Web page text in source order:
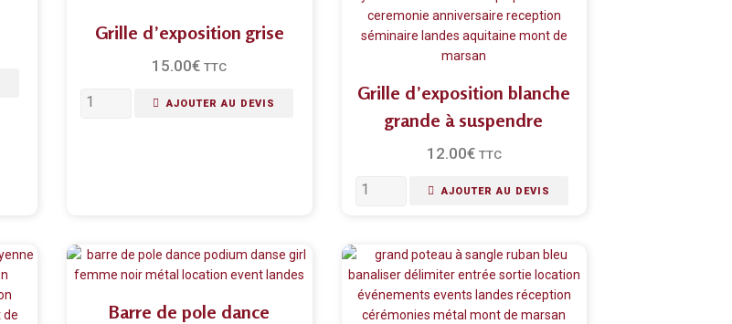
Grille d’exposition grise
15.00€ TTC
AJOUTER AU DEVIS
Grille d’exposition blanche
grande à suspendre
12.00€ TTC
AJOUTER AU DEVIS
Barre de pole dance